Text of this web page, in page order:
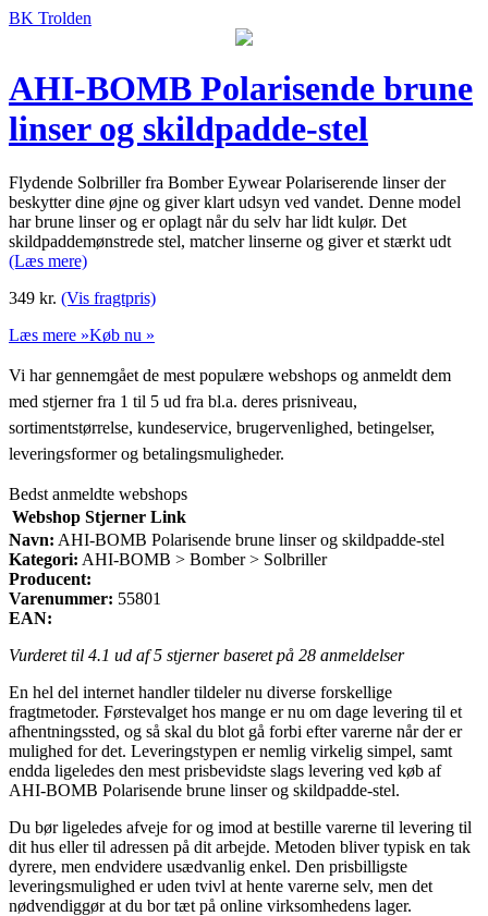
BK Trolden
AHI-BOMB Polarisende brune
linser og skildpadde-stel
Flydende Solbriller fra Bomber Eywear Polariserende linser der
beskytter dine øjne og giver klart udsyn ved vandet. Denne model
har brune linser og er oplagt når du selv har lidt kulør. Det
skildpaddemønstrede stel, matcher linserne og giver et stærkt udt
(Læs mere)
349 kr. (Vis fragtpris)
Læs mere »Køb nu »
Vi har gennemgået de mest populære webshops og anmeldt dem
med stjerner fra 1 til 5 ud fra bl.a. deres prisniveau,
sortimentstørrelse, kundeservice, brugervenlighed, betingelser,
leveringsformer og betalingsmuligheder.
Bedst anmeldte webshops
Webshop Stjerner Link
Navn: AHI-BOMB Polarisende brune linser og skildpadde-stel
Kategori: AHI-BOMB > Bomber > Solbriller
Producent:
Varenummer: 55801
EAN:
Vurderet til 4.1 ud af 5 stjerner baseret på 28 anmeldelser
En hel del internet handler tildeler nu diverse forskellige
fragtmetoder. Førstevalget hos mange er nu om dage levering til et
afhentningssted, og så skal du blot gå forbi efter varerne når der er
mulighed for det. Leveringstypen er nemlig virkelig simpel, samt
endda ligeledes den mest prisbevidste slags levering ved køb af
AHI-BOMB Polarisende brune linser og skildpadde-stel.
Du bør ligeledes afveje for og imod at bestille varerne til levering til
dit hus eller til adressen på dit arbejde. Metoden bliver typisk en tak
dyrere, men endvidere usædvanlig enkel. Den prisbilligste
leveringsmulighed er uden tvivl at hente varerne selv, men det
nødvendiggør at du bor tæt på online virksomhedens lager.